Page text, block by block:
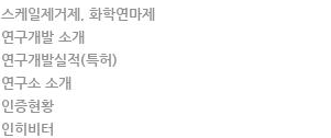
스케일제거제, 화학연마제
연구개발 소개
연구개발실적(특허)
연구소 소개
인증현황
인히비터